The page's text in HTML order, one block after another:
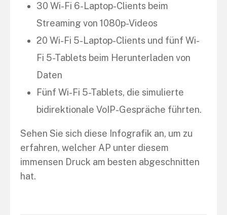
30 Wi-Fi 6-Laptop-Clients beim
Streaming von 1080p-Videos
20 Wi-Fi 5-Laptop-Clients und fünf Wi-
Fi 5-Tablets beim Herunterladen von
Daten
Fünf Wi-Fi 5-Tablets, die simulierte
bidirektionale VoIP-Gespräche führten.
Sehen Sie sich diese Infografik an, um zu
erfahren, welcher AP unter diesem
immensen Druck am besten abgeschnitten
hat.